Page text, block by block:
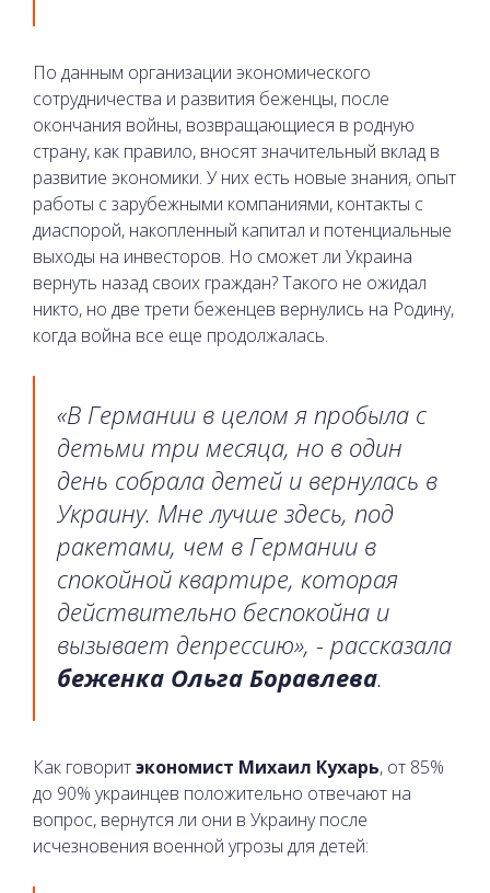
По данным организации экономического
сотрудничества и развития беженцы, после
окончания войны, возвращающиеся в родную
страну, как правило, вносят значительный вклад в
развитие экономики. У них есть новые знания, опыт
работы с зарубежными компаниями, контакты с
диаспорой, накопленный капитал и потенциальные
выходы на инвесторов. Но сможет ли Украина
вернуть назад своих граждан? Такого не ожидал
никто, но две трети беженцев вернулись на Родину,
когда война все еще продолжалась.
«В Германии в целом я пробыла с
детьми три месяца, но в один
день собрала детей и вернулась в
Украину. Мне лучше здесь, под
ракетами, чем в Германии в
спокойной квартире, которая
действительно беспокойна и
вызывает депрессию», - рассказала
беженка Ольга Боравлева.
Как говоритэкономист Михаил Кухарь, от 85%
до 90% украинцев положительно отвечают на
вопрос, вернутся ли они в Украину после
исчезновения военной угрозы для детей: